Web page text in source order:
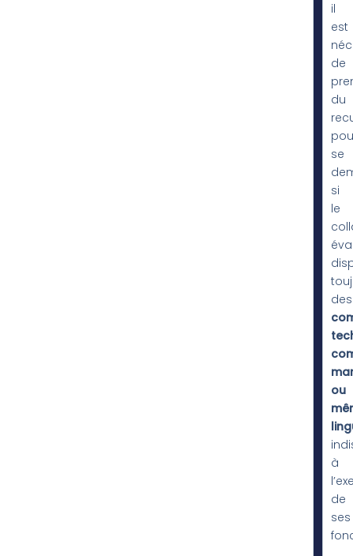
il
est
de
du
se
si
le
des
ou
à
de
ses